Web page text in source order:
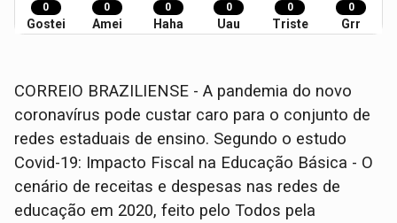
0
Gostei
0
Amei
0
Haha
0
Uau
0
Triste
0
Grr
CORREIO BRAZILIENSE - A pandemia do novo
coronavírus pode custar caro para o conjunto de
redes estaduais de ensino. Segundo o estudo
Covid-19: Impacto Fiscal na Educação Básica - O
cenário de receitas e despesas nas redes de
educação em 2020, feito pelo Todos pela